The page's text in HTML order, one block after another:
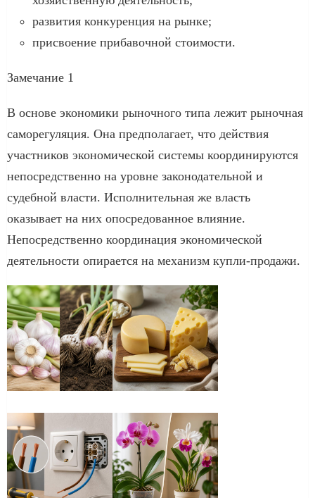
развития конкуренция на рынке;
присвоение прибавочной стоимости.
Замечание 1
В основе экономики рыночного типа лежит рыночная
саморегуляция. Она предполагает, что действия
участников экономической системы координируются
непосредственно на уровне законодательной и
судебной власти. Исполнительная же власть
оказывает на них опосредованное влияние.
Непосредственно координация экономической
деятельности опирается на механизм купли-продажи.